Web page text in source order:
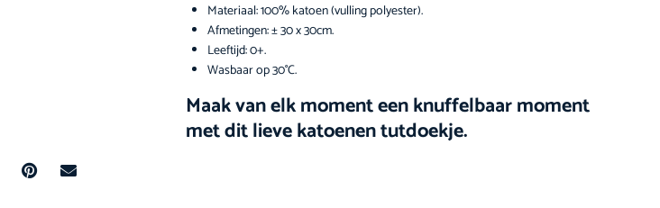
Materiaal: 100% katoen (vulling polyester).
Afmetingen: ± 30 x 30cm.
Leeftijd: 0+.
Wasbaar op 30°C.
Maak van elk moment een knuffelbaar moment
met dit lieve katoenen tutdoekje.